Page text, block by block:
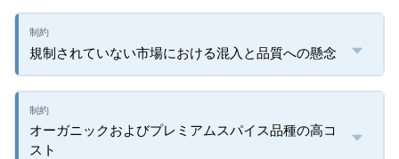
規制されていない市場における混入と品質への懸念
オーガニックおよびプレミアムスパイス品種の高コ
スト